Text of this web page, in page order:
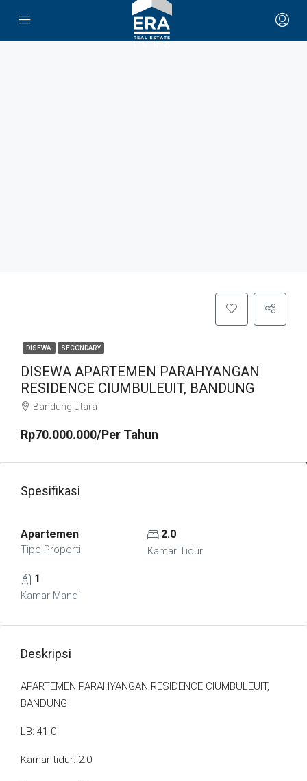
DISEWA SECONDARY
DISEWA APARTEMEN PARAHYANGAN
RESIDENCE CIUMBULEUIT, BANDUNG
Bandung Utara
Rp70.000.000/Per Tahun
Spesifikasi
Apartemen
Tipe Properti
2.0
Kamar Tidur
1
Kamar Mandi
Deskripsi
APARTEMEN PARAHYANGAN RESIDENCE CIUMBULEUIT,
BANDUNG
LB: 41.0
Kamar tidur: 2.0